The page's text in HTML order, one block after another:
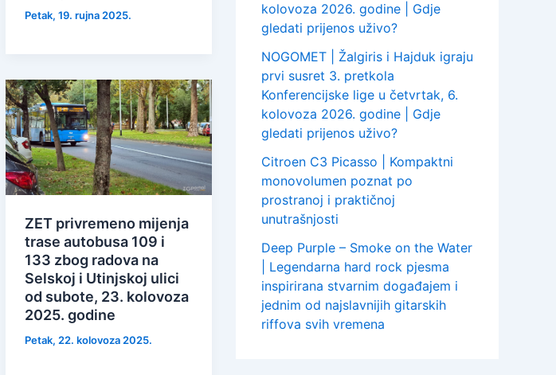
Petak, 19. rujna 2025.
ZET privremeno mijenja
trase autobusa 109 i
133 zbog radova na
Selskoj i Utinjskoj ulici
od subote, 23. kolovoza
2025. godine
Petak, 22. kolovoza 2025.
kolovoza 2026. godine | Gdje
gledati prijenos uživo?
NOGOMET | Žalgiris i Hajduk igraju
prvi susret 3. pretkola
Konferencijske lige u četvrtak, 6.
kolovoza 2026. godine | Gdje
gledati prijenos uživo?
Citroen C3 Picasso | Kompaktni
monovolumen poznat po
prostranoj i praktičnoj
unutrašnjosti
Deep Purple – Smoke on the Water
| Legendarna hard rock pjesma
inspirirana stvarnim događajem i
jednim od najslavnijih gitarskih
riffova svih vremena